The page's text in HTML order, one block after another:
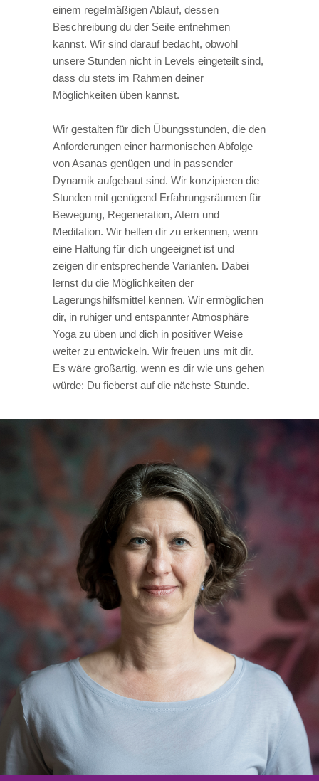
einem regelmäßigen Ablauf, dessen
Beschreibung du der Seite entnehmen
kannst. Wir sind darauf bedacht, obwohl
unsere Stunden nicht in Levels eingeteilt sind,
dass du stets im Rahmen deiner
Möglichkeiten üben kannst.
Wir gestalten für dich Übungsstunden, die den
Anforderungen einer harmonischen Abfolge
von Asanas genügen und in passender
Dynamik aufgebaut sind. Wir konzipieren die
Stunden mit genügend Erfahrungsräumen für
Bewegung, Regeneration, Atem und
Meditation. Wir helfen dir zu erkennen, wenn
eine Haltung für dich ungeeignet ist und
zeigen dir entsprechende Varianten. Dabei
lernst du die Möglichkeiten der
Lagerungshilfsmittel kennen. Wir ermöglichen
dir, in ruhiger und entspannter Atmosphäre
Yoga zu üben und dich in positiver Weise
weiter zu entwickeln. Wir freuen uns mit dir.
Es wäre großartig, wenn es dir wie uns gehen
würde: Du fieberst auf die nächste Stunde.